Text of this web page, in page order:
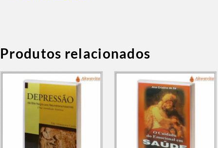
Produtos relacionados